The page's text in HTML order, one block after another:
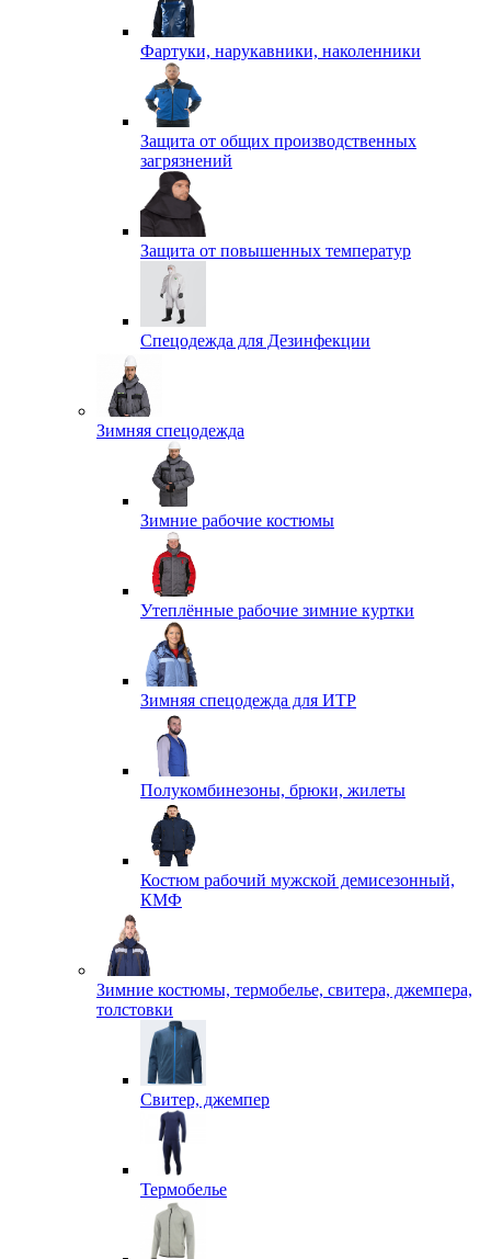
Фартуки, нарукавники, наколенники
Защита от общих производственных
загрязнений
Защита от повышенных температур
Спецодежда для Дезинфекции
Зимняя спецодежда
Зимние рабочие костюмы
Утеплённые рабочие зимние куртки
Зимняя спецодежда для ИТР
Полукомбинезоны, брюки, жилеты
Костюм рабочий мужской демисезонный,
КМФ
Зимние костюмы, термобелье, свитера, джемпера,
толстовки
Свитер, джемпер
Термобелье